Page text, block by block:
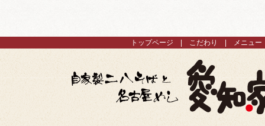
トップページ こだわり メニュー